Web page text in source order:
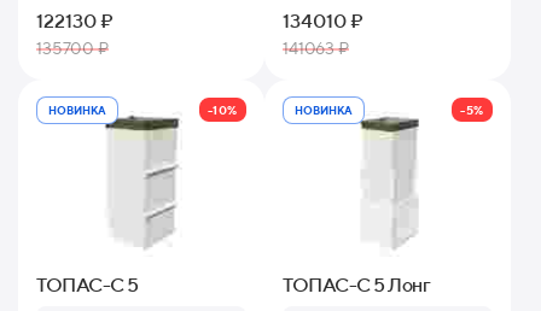
122130 ₽
135700 ₽
134010 ₽
141063 ₽
НОВИНКА -10%
ТОПАС-С 5
НОВИНКА -5%
ТОПАС-С 5 Лонг